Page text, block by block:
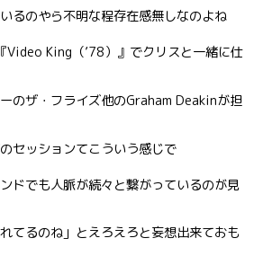
るのやら不明な程存在感無しなのよね
Video King（’78）』でクリスと一緒に仕
のザ・フライズ他のGraham Deakinが担
セッションてこういう感じで
ドでも人脈が続々と繋がっているのが見
てるのね」とえろえろと妄想出来ておも